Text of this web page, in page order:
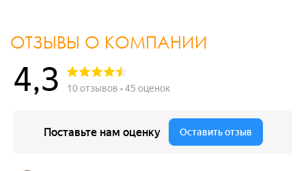
ОТЗЫВЫ О КОМПАНИИ